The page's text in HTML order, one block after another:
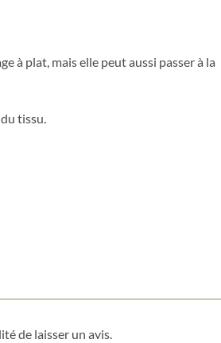
à plat, mais elle peut aussi passer à la
tissu.
de laisser un avis.
10% de rabais sur votre